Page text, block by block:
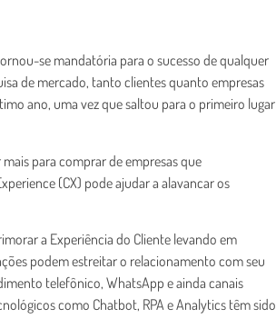
se mandatória para o sucesso de qualquer
de mercado, tanto clientes quanto empresas
ano, uma vez que saltou para o primeiro lugar
para comprar de empresas que
(CX) pode ajudar a alavancar os
a Experiência do Cliente levando em
podem estreitar o relacionamento com seu
telefônico, WhatsApp e ainda canais
como Chatbot, RPA e Analytics têm sido